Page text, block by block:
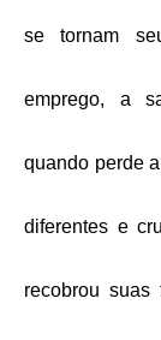
se tornam
emprego, a
quando perde
diferentes e
recobrou